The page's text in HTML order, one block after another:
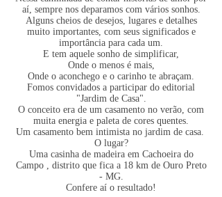
aí, sempre nos deparamos com vários sonhos.
Alguns cheios de desejos, lugares e detalhes
muito importantes, com seus significados e
importância para cada um.
E tem aquele sonho de simplificar,
Onde o menos é mais,
Onde o aconchego e o carinho te abraçam.
Fomos convidados a participar do editorial
"Jardim de Casa".
O conceito era de um casamento no verão, com
muita energia e paleta de cores quentes.
Um casamento bem intimista no jardim de casa.
O lugar?
Uma casinha de madeira em Cachoeira do
Campo , distrito que fica a 18 km de Ouro Preto
- MG.
Confere aí o resultado!